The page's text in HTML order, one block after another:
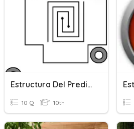
Estructura Del Predicado
10 Q 10th